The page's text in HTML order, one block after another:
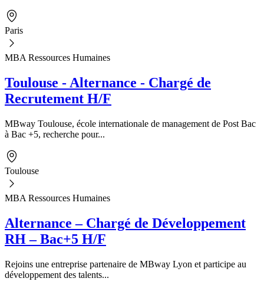
Paris
MBA Ressources Humaines
Toulouse - Alternance - Chargé de
Recrutement H/F
MBway Toulouse, école internationale de management de Post Bac
à Bac +5, recherche pour...
Toulouse
MBA Ressources Humaines
Alternance – Chargé de Développement
RH – Bac+5 H/F
Rejoins une entreprise partenaire de MBway Lyon et participe au
développement des talents...